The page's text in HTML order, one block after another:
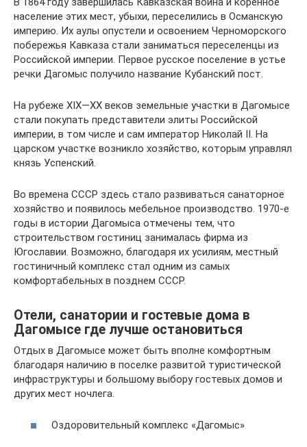
население этих мест, убыхи, переселились в Османскую
империю. Их аулы опустели и освоением Черноморского
побережья Кавказа стали заниматься переселенцы из
Российской империи. Первое русское поселение в устье
речки Дагомыс получило название Кубанский пост.
На рубеже XIX—XX веков земельные участки в Дагомысе
стали покупать представители элиты Российской
империи, в том числе и сам император Николай II. На
царском участке возникло хозяйство, которым управлял
князь Успенский.
Во времена СССР здесь стало развиваться санаторное
хозяйство и появилось мебельное производство. 1970-е
годы в истории Дагомыса отмечены тем, что
строительством гостиниц занималась фирма из
Югославии. Возможно, благодаря их усилиям, местный
гостиничный комплекс стал одним из самых
комфортабельных в позднем СССР.
Отели, санатории и гостевые дома в
Дагомысе где лучше остановиться
Отдых в Дагомысе может быть вполне комфортным
благодаря наличию в поселке развитой туристической
инфраструктуры и большому выбору гостевых домов и
других мест ночлега.
Оздоровительный комплекс «Дагомыс»